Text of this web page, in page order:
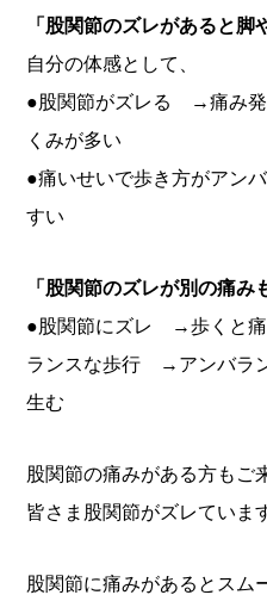
「股関節のズレがあると脚
自分の体感として、
●股関節がズレる →痛み
くみが多い
●痛いせいで歩き方がア
すい
「股関節のズレが別の痛み
●股関節にズレ
→歩くと
ランスな歩行
→アンバラ
生む
股関節の痛みがある方もご
皆さま股関節がズレていま
股関節に痛みがあるとスム